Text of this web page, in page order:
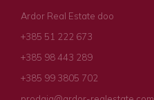
Ardor Real Estate doo
+385 51 222 673
+385 98 443 289
+385 99 3805 702